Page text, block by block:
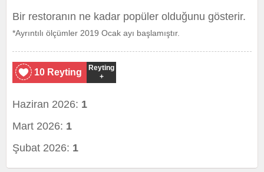
Bir restoranın ne kadar popüler olduğunu gösterir.
*Ayrıntılı ölçümler 2019 Ocak ayı başlamıştır.
10 Reyting
Reyting
+
Haziran 2026: 1
Mart 2026: 1
Şubat 2026: 1